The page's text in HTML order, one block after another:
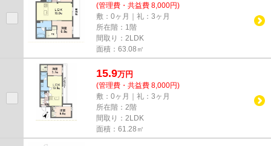
(管理費・共益費 8,000円)
敷：0ヶ月｜礼：3ヶ月
所在階：1階
間取り：2LDK
面積：63.08㎡
15.9万円
(管理費・共益費 8,000円)
敷：0ヶ月｜礼：3ヶ月
所在階：2階
間取り：2LDK
面積：61.28㎡